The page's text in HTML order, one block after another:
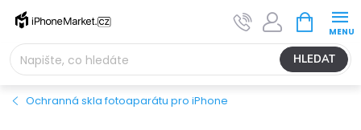
Přejít
obsah
HLEDAT
NÁKUPNÍ
KOŠÍK
Ochranná skla fotoaparátu pro iPhone